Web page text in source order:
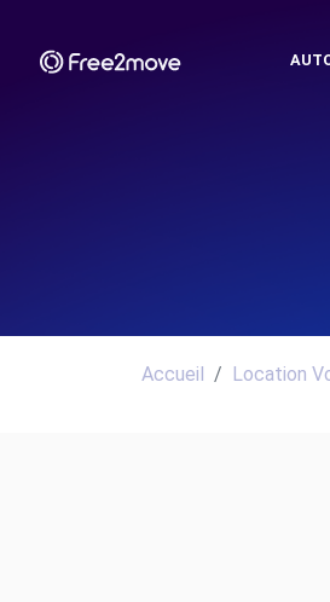
Accueil Location